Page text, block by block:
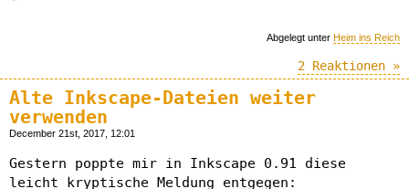
Abgelegt unter Heim ins Reich
2 Reaktionen »
Alte Inkscape-Dateien weiter
verwenden
December 21st, 2017, 12:01
Gestern poppte mir in Inkscape 0.91 diese
leicht kryptische Meldung entgegen: